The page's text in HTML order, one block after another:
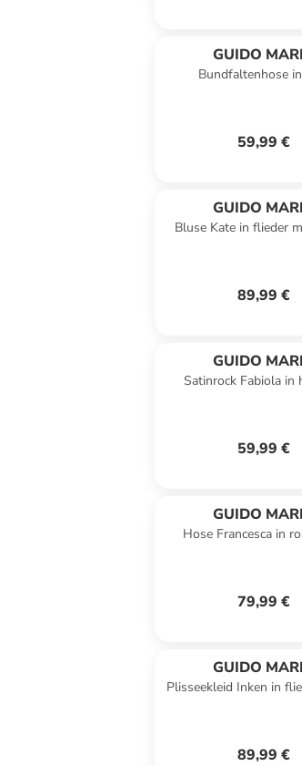
GUIDO
Bundfaltenhose
59,99 €
GUIDO
Bluse Kate in flieder
89,99 €
GUIDO
Satinrock Fabiola in
59,99 €
GUIDO
Hose Francesca in
79,99 €
GUIDO
Plisseekleid Inken in
89,99 €